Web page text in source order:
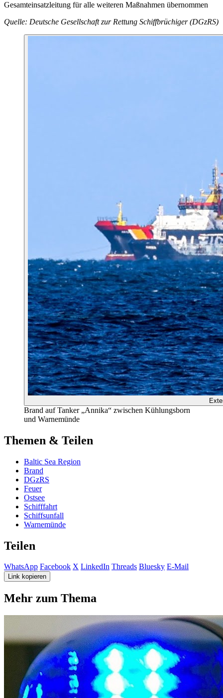
Gesamteinsatzleitung für alle weiteren Maßnahmen übernommen
Quelle: Deutsche Gesellschaft zur Rettung Schiffbrüchiger (DGzRS)
Brand auf Tanker „Annika“ zwischen Kühlungsborn
und Warnemünde
Themen & Teilen
Baltic Sea Region
Brand
DGzRS
Feuer
Ostsee
Schifffahrt
Schiffsunfall
Warnemünde
Teilen
WhatsApp Facebook X LinkedIn Threads Bluesky E-Mail
Link kopieren
Mehr zum Thema